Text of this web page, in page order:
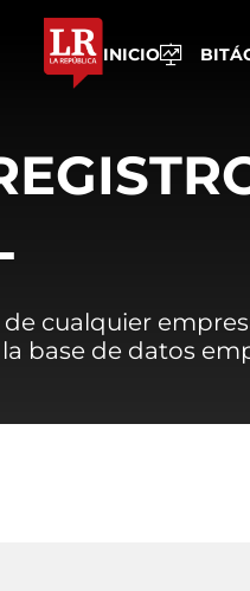
INICIO
cualquier
base de datos